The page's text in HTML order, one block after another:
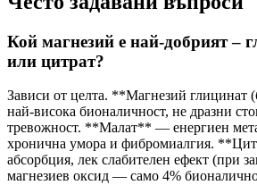
Кой магнезий е най-добрият –
или цитрат?
Зависи от целта. **Магнезий
най-висока бионаличност, не дразни
тревожност. **Малат** — енергиен
хронична умора и фибромиалгия.
абсорбция, лек слабителен ефект (при
магнезиев оксид — само 4%